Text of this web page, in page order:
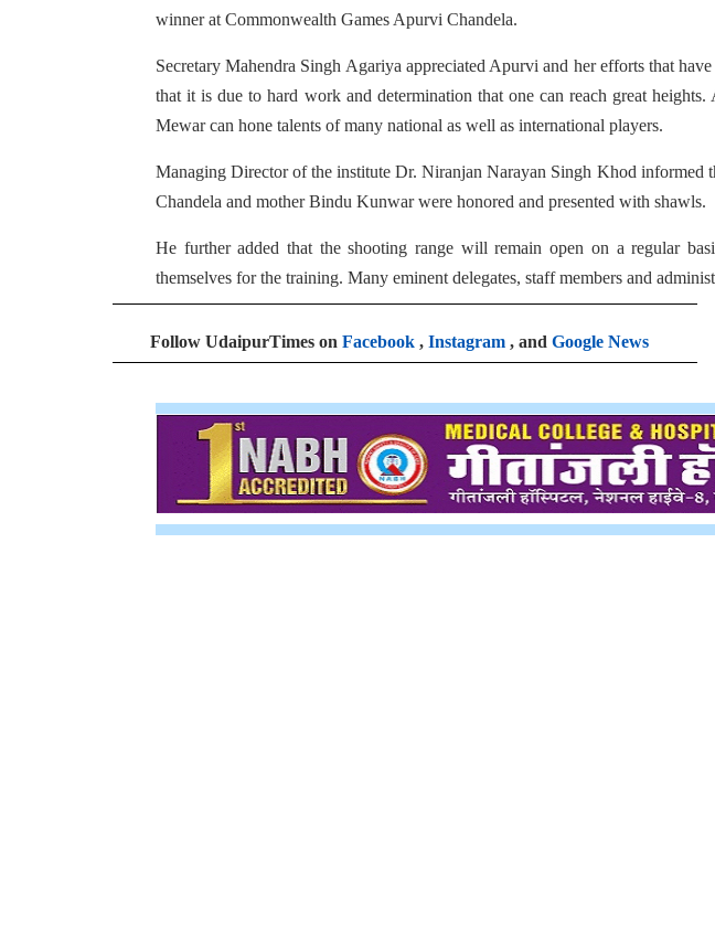
winner at Commonwealth Games Apurvi Chandela.
Secretary Mahendra Singh Agariya appreciated Apurvi and her efforts that
that it is due to hard work and determination that one can reach great
Mewar can hone talents of many national as well as international players.
Managing Director of the institute Dr. Niranjan Narayan Singh Khod informed
Chandela and mother Bindu Kunwar were honored and presented with shawls.
He further added that the shooting range will remain open on a regular
themselves for the training. Many eminent delegates, staff members and
Follow UdaipurTimes on Facebook , Instagram , and Google News